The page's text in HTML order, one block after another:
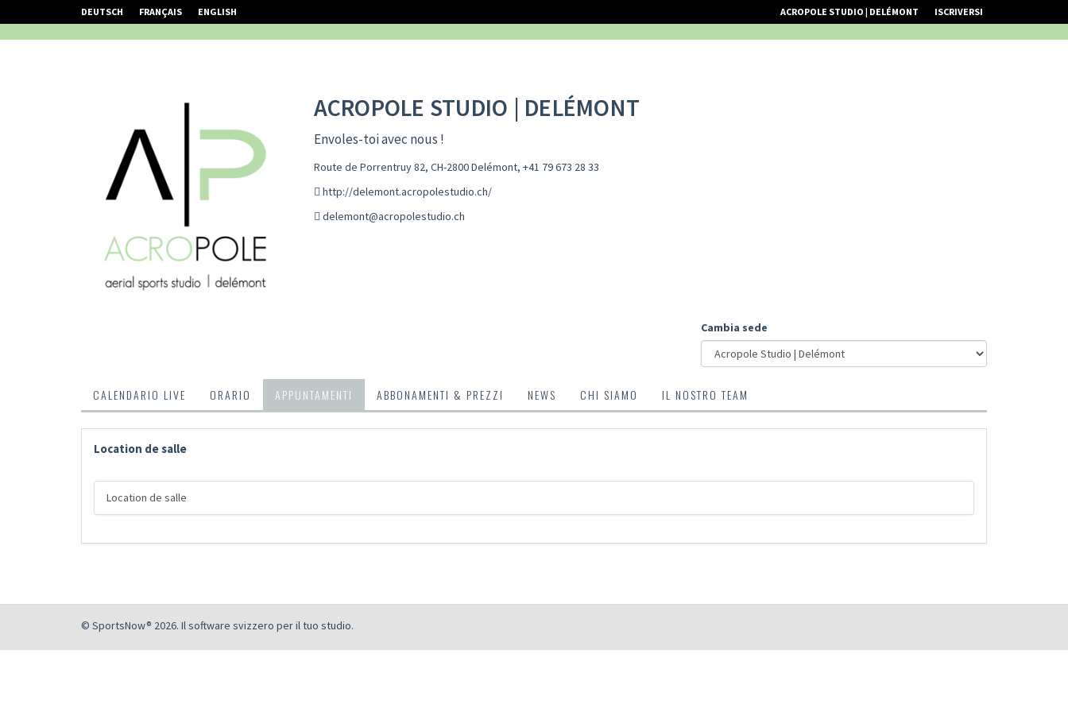
DEUTSCH FRANÇAIS ENGLISH ACROPOLE STUDIO | DELÉMONT ISCRIVERSI
ACROPOLE STUDIO | DELÉMONT
Envoles-toi avec nous !
Route de Porrentruy 82, CH-2800 Delémont, +41 79 673 28 33
http://delemont.acropolestudio.ch/
delemont@acropolestudio.ch
Cambia sede
CALENDARIO LIVE ORARIO APPUNTAMENTI ABBONAMENTI & PREZZI NEWS CHI SIAMO IL NOSTRO TEAM
Location de salle
Location de salle
© SportsNow® 2026. Il software svizzero per il tuo studio.